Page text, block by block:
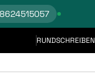
RUNDSCHREIBEN